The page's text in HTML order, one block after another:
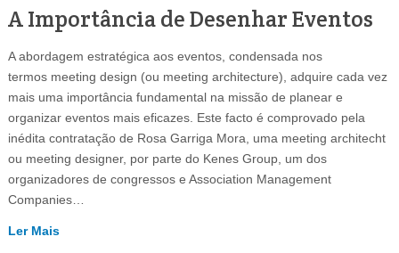
A Importância de Desenhar Eventos
A abordagem estratégica aos eventos, condensada nos
termos meeting design (ou meeting architecture), adquire cada vez
mais uma importância fundamental na missão de planear e
organizar eventos mais eficazes. Este facto é comprovado pela
inédita contratação de Rosa Garriga Mora, uma meeting architecht
ou meeting designer, por parte do Kenes Group, um dos
organizadores de congressos e Association Management
Companies…
Ler Mais